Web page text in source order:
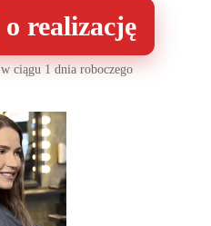
realizację
ciągu 1 dnia roboczego